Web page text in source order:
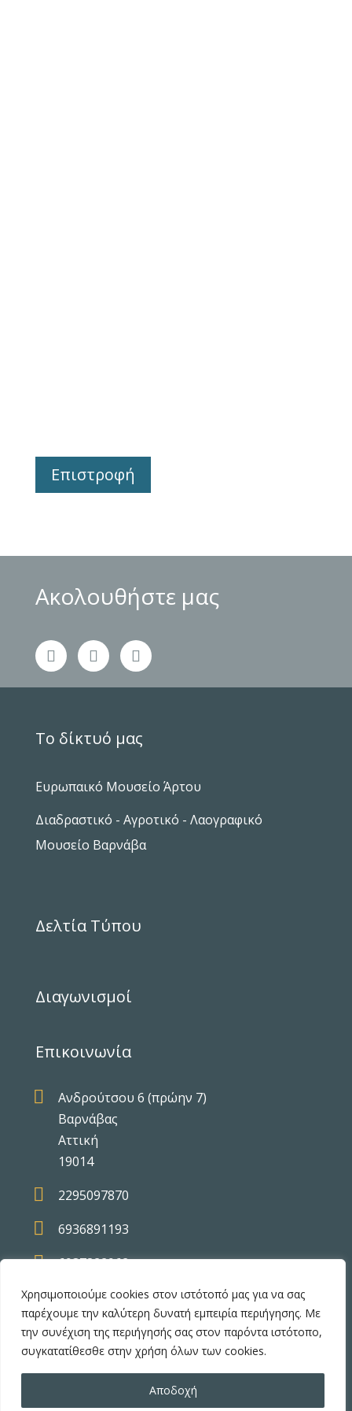
Χρησιμοποιούμε cookies στον ιστότοπό μας για να σας
παρέχουμε την καλύτερη δυνατή εμπειρία περιήγησης. Με
την συνέχιση της περιήγησής σας στον παρόντα ιστότοπο,
συγκατατίθεσθε στην χρήση όλων των cookies.
Αποδοχή
Επιστροφή
Ακολουθήστε μας
Το δίκτυό μας
Ευρωπαικό Μουσείο Άρτου
Διαδραστικό - Αγροτικό - Λαογραφικό
Μουσείο Βαρνάβα
Δελτία Τύπου
Διαγωνισμοί
Επικοινωνία

Ανδρούτσου 6 (πρώην 7)
Βαρνάβας
Αττική
19014
 2295097870
 6936891193
 6937822962
Copyright 2026 levdm.gr | Built by